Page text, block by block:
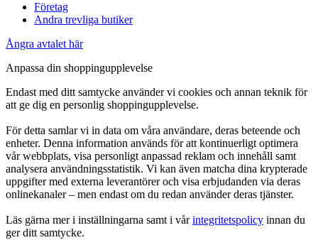
Företag
Andra trevliga butiker
Ångra avtalet här
Anpassa din shoppingupplevelse
Endast med ditt samtycke använder vi cookies och annan teknik för
att ge dig en personlig shoppingupplevelse.
För detta samlar vi in data om våra användare, deras beteende och
enheter. Denna information används för att kontinuerligt optimera
vår webbplats, visa personligt anpassad reklam och innehåll samt
analysera användningsstatistik. Vi kan även matcha dina krypterade
uppgifter med externa leverantörer och visa erbjudanden via deras
onlinekanaler – men endast om du redan använder deras tjänster.
Läs gärna mer i inställningarna samt i vårintegritetspolicy innan du
ger ditt samtycke.